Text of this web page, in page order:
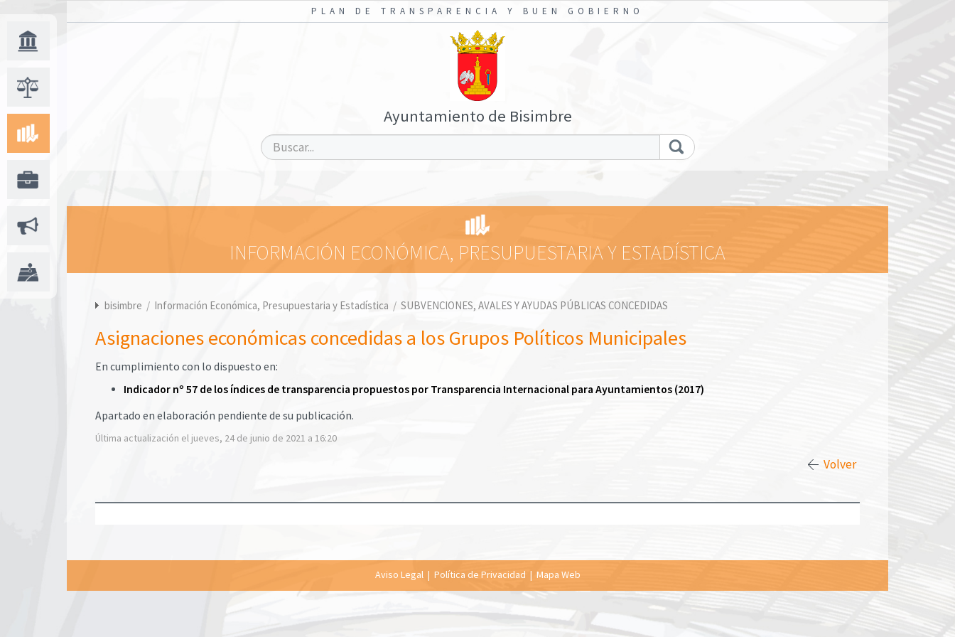
PLAN DE TRANSPARENCIA Y BUEN GOBIERNO
Ayuntamiento de Bisimbre
INFORMACIÓN ECONÓMICA, PRESUPUESTARIA Y ESTADÍSTICA
bisimbre / Información Económica, Presupuestaria y Estadística / SUBVENCIONES, AVALES Y AYUDAS PÚBLICAS CONCEDIDAS
Asignaciones económicas concedidas a los Grupos Políticos Municipales
En cumplimiento con lo dispuesto en:
Indicador nº 57 de los índices de transparencia propuestos por Transparencia Internacional para Ayuntamientos (2017)
Apartado en elaboración pendiente de su publicación.
Última actualización el jueves, 24 de junio de 2021 a 16:20
Volver
Aviso Legal| Política de Privacidad | Mapa Web